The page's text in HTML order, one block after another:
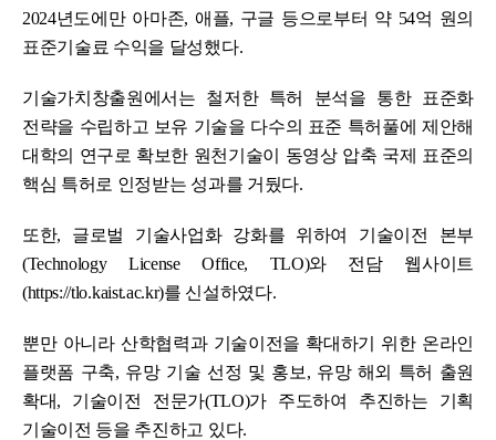
2024년도에만 아마존, 애플, 구글 등으로부터 약 54억 원의
표준기술료 수익을 달성했다.
기술가치창출원에서는 철저한 특허 분석을 통한 표준화
전략을 수립하고 보유 기술을 다수의 표준 특허풀에 제안해
대학의 연구로 확보한 원천기술이 동영상 압축 국제 표준의
핵심 특허로 인정받는 성과를 거뒀다.
또한, 글로벌 기술사업화 강화를 위하여 기술이전 본부
(Technology License Office, TLO)와 전담 웹사이트
(https://tlo.kaist.ac.kr)를 신설하였다.
뿐만 아니라 산학협력과 기술이전을 확대하기 위한 온라인
플랫폼 구축, 유망 기술 선정 및 홍보, 유망 해외 특허 출원
확대, 기술이전 전문가(TLO)가 주도하여 추진하는 기획
기술이전 등을 추진하고 있다.